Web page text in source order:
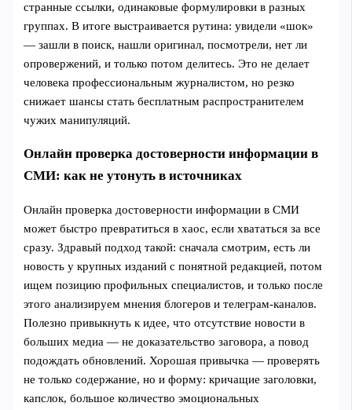
странные ссылки, одинаковые формулировки в разных
группах. В итоге выстраивается рутина: увидели «шок»
— зашли в поиск, нашли оригинал, посмотрели, нет ли
опровержений, и только потом делитесь. Это не делает
человека профессиональным журналистом, но резко
снижает шансы стать бесплатным распространителем
чужих манипуляций.
Онлайн проверка достоверности информации в
СМИ: как не утонуть в источниках
Онлайн проверка достоверности информации в СМИ
может быстро превратиться в хаос, если хвататься за все
сразу. Здравый подход такой: сначала смотрим, есть ли
новость у крупных изданий с понятной редакцией, потом
ищем позицию профильных специалистов, и только после
этого анализируем мнения блогеров и телеграм-каналов.
Полезно привыкнуть к идее, что отсутствие новости в
больших медиа — не доказательство заговора, а повод
подождать обновлений. Хорошая привычка — проверять
не только содержание, но и форму: кричащие заголовки,
капслок, большое количество эмоциональных